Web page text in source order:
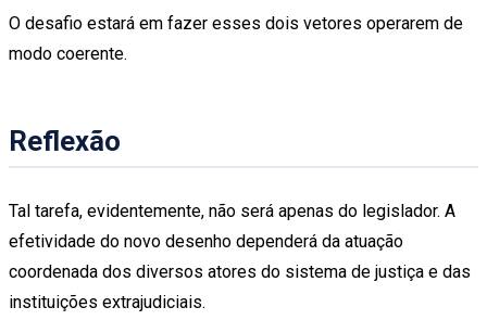
O desafio estará em fazer esses dois vetores operarem de
modo coerente.
Reflexão
Tal tarefa, evidentemente, não será apenas do legislador. A
efetividade do novo desenho dependerá da atuação
coordenada dos diversos atores do sistema de justiça e das
instituições extrajudiciais.